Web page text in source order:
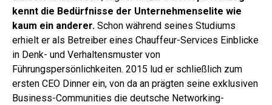
kennt die Bedürfnisse der Unternehmenselite wie
kaum ein anderer. Schon während seines Studiums
erhielt er als Betreiber eines Chauffeur-Services Einblicke
in Denk- und Verhaltensmuster von
Führungspersönlichkeiten. 2015 lud er schließlich zum
ersten CEO Dinner ein, von da an prägten seine exklusiven
Business-Communities die deutsche Networking-